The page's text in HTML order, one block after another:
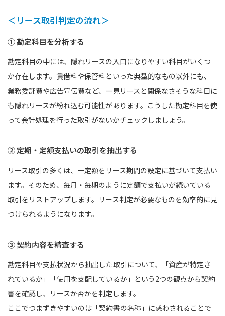
＜リース取引判定の流れ＞
① 勘定科目を分析する
勘定科目の中には、隠れリースの入口になりやすい科目がいくつ
か存在します。賃借料や保管料といった典型的なもの以外にも、
業務委託費や広告宣伝費など、一見リースと関係なさそうな科目に
も隠れリースが紛れ込む可能性があります。こうした勘定科目を使
って会計処理を行った取引がないかチェックしましょう。
② 定期・定額支払いの取引を抽出する
リース取引の多くは、一定額をリース期間の設定に基づいて支払い
ます。そのため、毎月・毎期のように定額で支払いが続いている
取引をリストアップします。リース判定が必要なものを効率的に見
つけられるようになります。
③ 契約内容を精査する
勘定科目や支払状況から抽出した取引について、「資産が特定さ
れているか」「使用を支配しているか」という2つの観点から契約
書を確認し、リースか否かを判定します。
ここでつまずきやすいのは「契約書の名称」に惑わされることで